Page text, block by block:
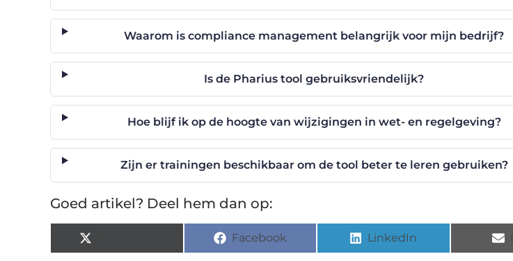
Waarom is compliance management belangrijk voor mijn bedrijf?
Is de Pharius tool gebruiksvriendelijk?
Hoe blijf ik op de hoogte van wijzigingen in wet- en regelgeving?
Zijn er trainingen beschikbaar om de tool beter te leren gebruiken?
Goed artikel? Deel hem dan op:
Facebook LinkedIn